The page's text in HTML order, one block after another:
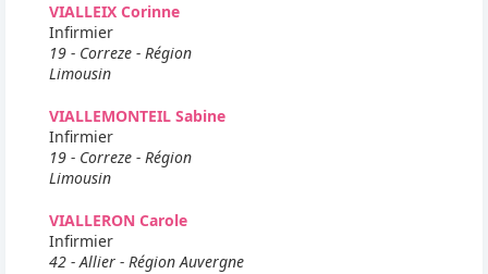
VIALLEIX Corinne
Infirmier
19 - Correze - Région
Limousin
VIALLEMONTEIL Sabine
Infirmier
19 - Correze - Région
Limousin
VIALLERON Carole
Infirmier
42 - Allier - Région Auvergne